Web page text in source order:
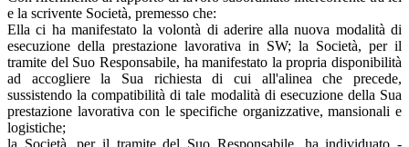
e la scrivente Società, premesso che:
Ella ci ha manifestato la volontà di aderire alla nuova modalità di
esecuzione della prestazione lavorativa in SW; la Società, per il
tramite del Suo Responsabile, ha manifestato la propria disponibilità
ad accogliere la Sua richiesta di cui all'alinea che precede,
sussistendo la compatibilità di tale modalità di esecuzione della Sua
prestazione lavorativa con le specifiche organizzative, mansionali e
logistiche;
la Società, per il tramite del Suo Responsabile, ha individuato -